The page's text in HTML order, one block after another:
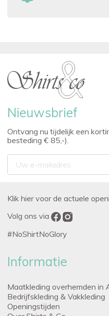
Nieuwsbrief
Ontvang nu tijdelijk een
besteding € 85,-).
Klik hier voor de actuele
Volg ons via
#NoShirtNoGlory
Informatie
Maatkleding overhemden in
Bedrijfskleding & Vakkleding
Openingstijden